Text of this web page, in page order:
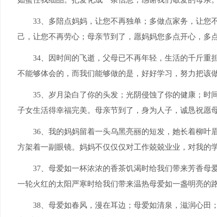
33、多陪点妈妈，让您不再独单；多做点家务，让
己，让您不再劳心；母亲节到了，愿妈妈您多点开心，多
34、因时间的飞逝，父母已不再年轻，生活的千斤
不能够体会的，而我们能够做的是，好好学习，努力把该
35、岁月染白了你的头发；光阴侵蚀了你的健康；
子女生活得幸福完美。母亲节到了，身为人子，诚恳祝愿
36、我的妈妈留着一头乌黑亮丽的短发，她长着柳
方架着一副眼镜。妈妈不仅仅仅对工作兢兢业业，对我的
37、母爱如一杯浓浓的香茶饥渴时给我们带来芳香
一轮火红的太阳严寒时给我们带来温热母爱如一盏明亮的
38、母爱如春风，漫在耳边；母爱如清泉，滋润心田